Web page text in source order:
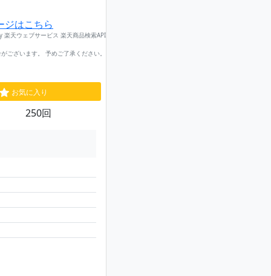
ジはこちら
楽天ウェブサービス 楽天商品検索API
ございます。 予めご了承ください。
お気に入り
250回